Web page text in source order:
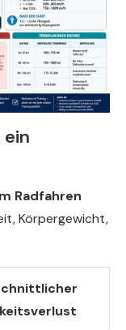
Radfahren
Körpergewicht,